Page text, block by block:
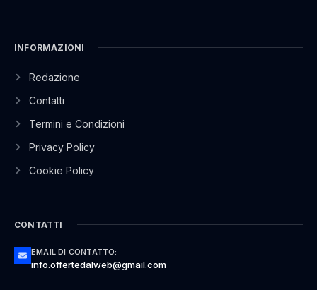
INFORMAZIONI
Redazione
Contatti
Termini e Condizioni
Privacy Policy
Cookie Policy
CONTATTI
EMAIL DI CONTATTO:
info.offertedalweb@gmail.com